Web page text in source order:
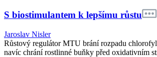
S biostimulantem k lepšímu růstu
Jaroslav Nisler
Růstový regulátor MTU brání rozpadu
navíc chrání rostlinné buňky před oxidativním